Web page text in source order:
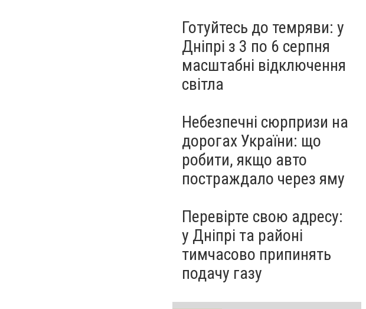
Готуйтесь до темряви: у
Дніпрі з 3 по 6 серпня
масштабні відключення
світла
Небезпечні сюрпризи на
дорогах України: що
робити, якщо авто
постраждало через яму
Перевірте свою адресу:
у Дніпрі та районі
тимчасово припинять
подачу газу